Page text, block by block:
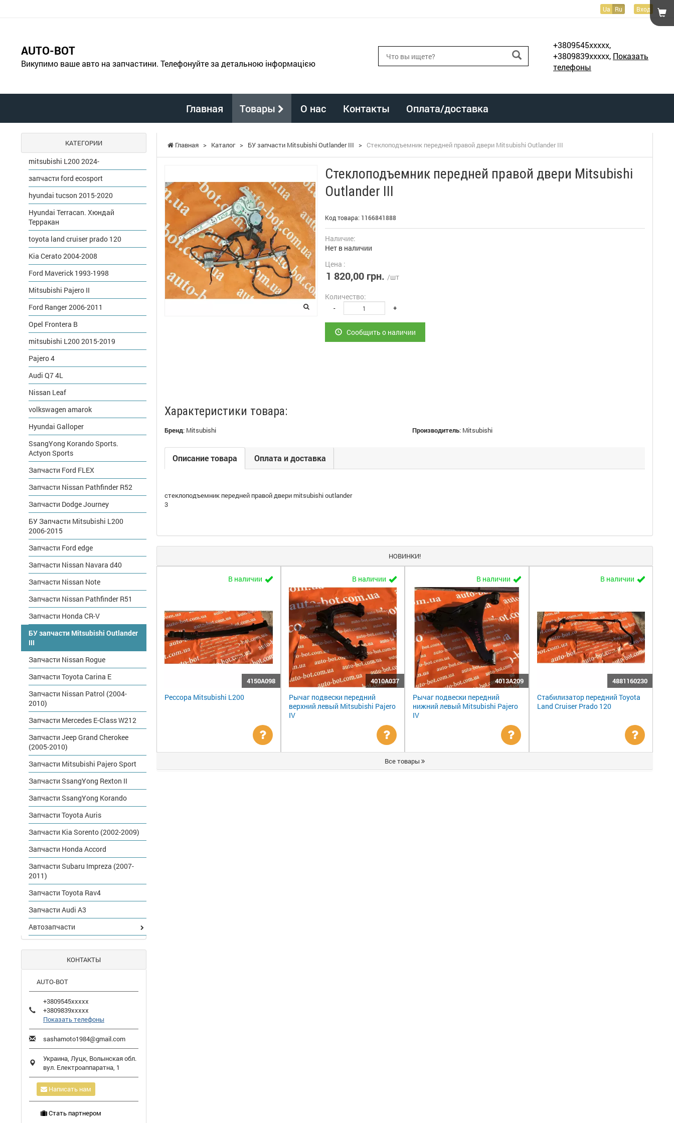
Ua Ru Вход
AUTO-BOT
Викупимо ваше авто на запчастини. Телефонуйте за детальною інформацією
+3809545xxxxx,
+3809839xxxxx, Показать
телефоны
Главная Товары О нас Контакты Оплата/доставка
Главная > Каталог > БУ запчасти Mitsubishi Outlander III > Стеклоподъемник передней правой двери Mitsubishi Outlander III
Стеклоподъемник передней правой двери Mitsubishi
Outlander III
Код товара: 1166841888
Наличие:
Нет в наличии
Цена :
1 820,00 грн. /шт
Количество:
- +
Сообщить о наличии
Характеристики товара:
Бренд: Mitsubishi Производитель: Mitsubishi
Описание товара Оплата и доставка
стеклоподъемник передней правой двери mitsubishi outlander
3
НОВИНКИ!
В наличии
4150A098
Рессора Mitsubishi L200
Уточнить
цену
В наличии
4010A037
Рычаг подвески передний
верхний левый Mitsubishi Pajero
IV
Уточнить
цену
В наличии
4013A209
Рычаг подвески передний
нижний левый Mitsubishi Pajero
IV
Уточнить
цену
В наличии
4881160230
Стабилизатор передний Toyota
Land Cruiser Prado 120
цену
Все товары
КАТЕГОРИИ
mitsubishi L200 2024-
запчасти ford ecosport
hyundai tucson 2015-2020
Hyundai Terracan. Хюндай
Терракан
toyota land cruiser prado 120
Kia Cerato 2004-2008
Ford Maverick 1993-1998
Mitsubishi Pajero II
Ford Ranger 2006-2011
Opel Frontera B
mitsubishi L200 2015-2019
Pajero 4
Audi Q7 4L
Nissan Leaf
volkswagen amarok
Hyundai Galloper
SsangYong Korando Sports.
Actyon Sports
Запчасти Ford FLEX
Запчасти Nissan Pathfinder R52
Запчасти Dodge Journey
БУ Запчасти Mitsubishi L200
2006-2015
Запчасти Ford edge
Запчасти Nissan Navara d40
Запчасти Nissan Note
Запчасти Nissan Pathfinder R51
Запчасти Honda CR-V
БУ запчасти Mitsubishi Outlander
III
Запчасти Nissan Rogue
Запчасти Toyota Carina E
Запчасти Nissan Patrol (2004-
2010)
Запчасти Mercedes E-Class W212
Запчасти Jeep Grand Cherokee
(2005-2010)
Запчасти Mitsubishi Pajero Sport
Запчасти SsangYong Rexton II
Запчасти SsangYong Korando
Запчасти Toyota Auris
Запчасти Kia Sorento (2002-2009)
Запчасти Honda Accord
Запчасти Subaru Impreza (2007-
2011)
Запчасти Toyota Rav4
Запчасти Audi A3
Автозапчасти
КОНТАКТЫ
AUTO-BOT
+3809545xxxxx
+3809839xxxxx
Показать телефоны
sashamoto1984@gmail.com
Украина, Луцк, Волынская обл.
вул. Електроаппаратна, 1
Написать нам
Стать партнером